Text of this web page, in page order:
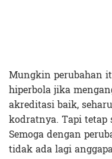
Mungkin perubahan
hiperbola jika
akreditasi baik,
kodratnya. Tapi
Semoga dengan
tidak ada lagi